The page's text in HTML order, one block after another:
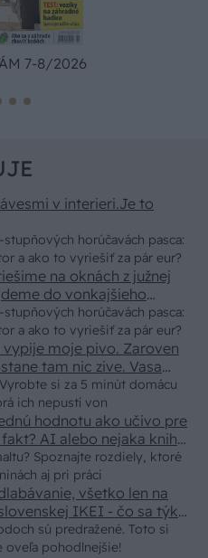
7-8/2026
horúčavách pasca:
a ako to vyriešiť za pár eur?
v interieri.Je to
horúčavách pasca:
a ako to vyriešiť za pár eur?
na oknách z južnej
do vonkajšieho
Čínsky
kus.
si za 5 minút domácu
ich nepustí von
moje pivo. Zaroven
tam nic zive. Vasa
Skor pritiahne slimaky
Spoznajte rozdiely, ktoré
aj pri práci
hodnotu ako učivo pre
k tomu vodotesné s
kryštálikou. A rozdiel - schnutie a zretie. Nič?
sú predražené. Toto si
oveľa pohodlnejšie!
všetko len na
IKEI - čo sa týka
námahy s remeselným
než ten odpad z DTD